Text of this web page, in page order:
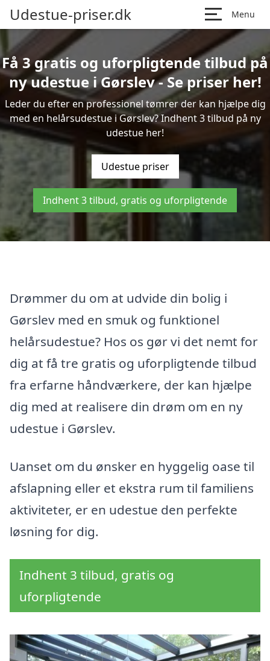
Udestue-priser.dk Menu
Få 3 gratis og uforpligtende tilbud på
ny udestue i Gørslev - Se priser her!
Leder du efter en professionel tømrer der kan hjælpe dig
med en helårsudestue i Gørslev? Indhent 3 tilbud på ny
udestue her!
Udestue priser
Indhent 3 tilbud, gratis og uforpligtende
Drømmer du om at udvide din bolig i
Gørslev med en smuk og funktionel
helårsudestue? Hos os gør vi det nemt for
dig at få tre gratis og uforpligtende tilbud
fra erfarne håndværkere, der kan hjælpe
dig med at realisere din drøm om en ny
udestue i Gørslev.
Uanset om du ønsker en hyggelig oase til
afslapning eller et ekstra rum til familiens
aktiviteter, er en udestue den perfekte
løsning for dig.
Indhent 3 tilbud, gratis og
uforpligtende